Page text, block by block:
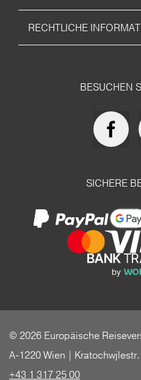
RECHTLICHE
BESUCHEN
SICHERE
© 2026 Europäische
A-1220 Wien |
+43 1 317 25 00